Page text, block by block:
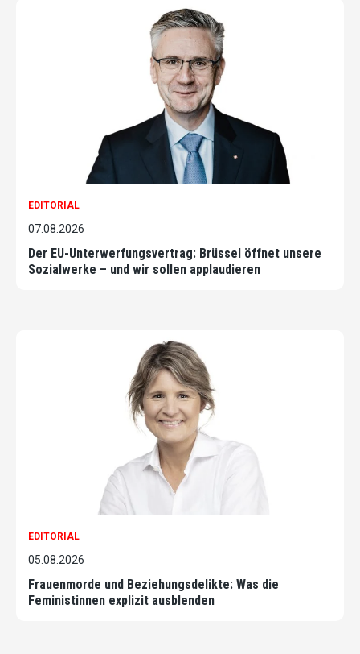
EDITORIAL
07.08.2026
Der EU-Unterwerfungsvertrag: Brüssel öffnet unsere
Sozialwerke – und wir sollen applaudieren
EDITORIAL
05.08.2026
Frauenmorde und Beziehungsdelikte: Was die
Feministinnen explizit ausblenden